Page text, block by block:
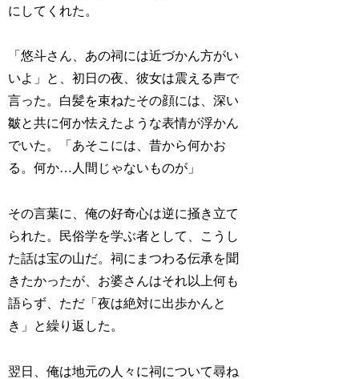
にしてくれた。
「悠斗さん、あの祠には近づかん方がい
いよ」と、初日の夜、彼女は震える声で
言った。白髪を束ねたその顔には、深い
皺と共に何か怯えたような表情が浮かん
でいた。「あそこには、昔から何かお
る。何か…人間じゃないものが」
その言葉に、俺の好奇心は逆に掻き立て
られた。民俗学を学ぶ者として、こうし
た話は宝の山だ。祠にまつわる伝承を聞
きたかったが、お婆さんはそれ以上何も
語らず、ただ「夜は絶対に出歩かんと
き」と繰り返した。
翌日、俺は地元の人々に祠について尋ね